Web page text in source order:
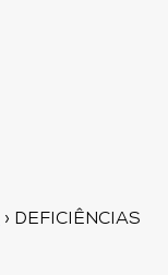
› DEFICIÊNCIAS